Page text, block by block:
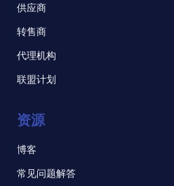
供应商
转售商
代理机构
联盟计划
资源
博客
常见问题解答